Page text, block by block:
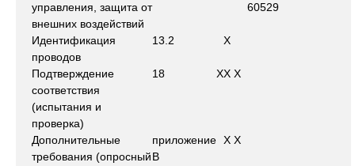
управления, защита от
внешних воздействий
60529
Идентификация
проводов
13.2 X
Подтверждение
соответствия
(испытания и
проверка)
18 XX X
Дополнительные
требования (опросный
приложение
В
X X